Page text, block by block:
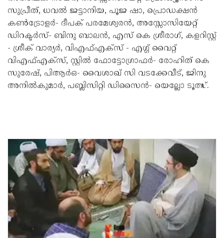
സുപ്രീത്, ധവൽ ജട്ടാനിയ, പൂജ ഷാ, പ്രൊഡക്ഷൻ
കൺട്രോളർ- ദീപക് പരമേശ്വരൻ, അസ്സോസിയേറ്റ്
ഡിറക്ടർസ്- ബിനു ബാലൻ, എസ് കെ ശ്രീരാഗ്, കളറിസ്റ്റ്
- ശ്രീക് വാര്യർ, വിഎഫ്എക്സ് - എഗ്ഗ് വൈറ്റ്
വിഎഫ്എക്സ്, സ്റ്റിൽ ഫോട്ടോഗ്രാഫർ- രോഹിത് കെ
സുരേഷ്, പിആർഒ- വൈശാഖ് സി വടക്കേവീട്, ജിനു
അനിൽകുമാർ, പബ്ലിസിറ്റി ഡിസൈൻ- യെല്ലോ ടൂത്സ്.